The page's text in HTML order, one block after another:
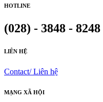
HOTLINE
(028) - 3848 - 8248
LIÊN HỆ
Contact/ Liên hệ
MẠNG XÃ HỘI